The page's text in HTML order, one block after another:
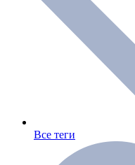
Все теги